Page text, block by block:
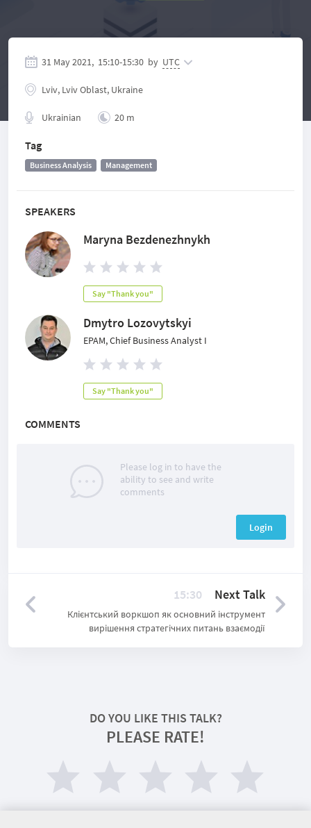
SPEAKERS
Maryna Bezdenezhnykh
Say "Thank you"
Dmytro Lozovytskyi
EPAM, Chief Business Analyst I
Say "Thank you"
COMMENTS
Please log in to have the
ability to see and write
comments
Login
31 May 2021, 15:10-15:30 by UTC
Lviv, Lviv Oblast, Ukraine
Ukrainian 20 m
Tag
Business Analysis Management
15:30 Next Talk
Клієнтський воркшоп як основний інструмент
вирішення стратегічних питань взаємодії
DO YOU LIKE THIS TALK?
PLEASE RATE!